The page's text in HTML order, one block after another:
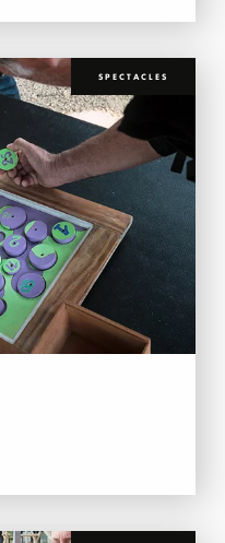
SPECTACLES